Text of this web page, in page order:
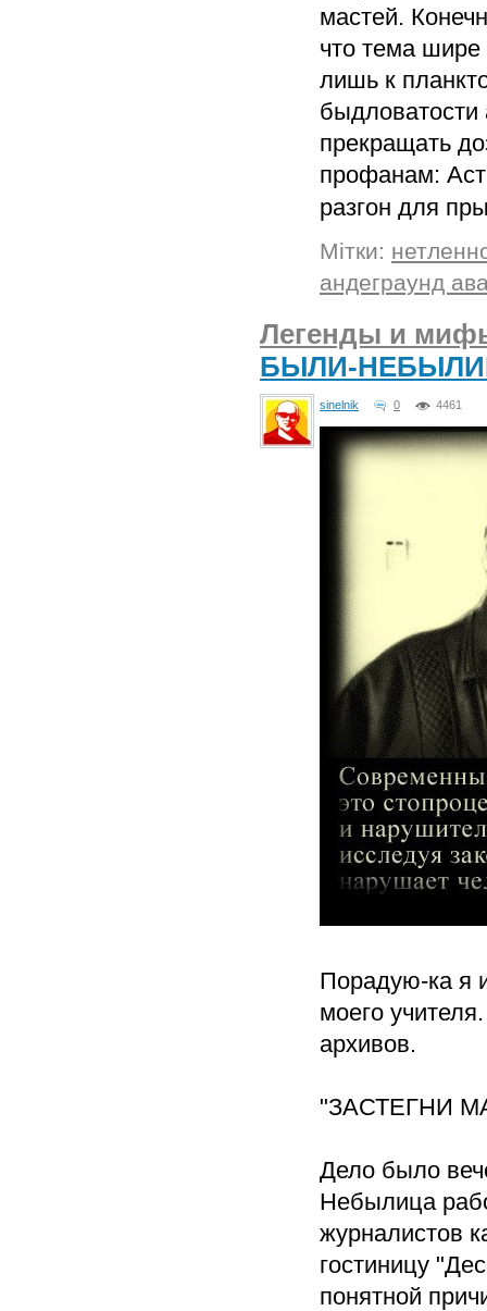
мастей.
что тема
лишь к
быдловатости
прекращать
профанам:
разгон для
Мітки:
андеграунд
Легенды и
БЫЛИ-
sinelnik 0 4461
Порадую-ка я
моего
архивов.
"ЗАСТЕГНИ
Дело было
Небылица
журналистов
гостиницу
понятной